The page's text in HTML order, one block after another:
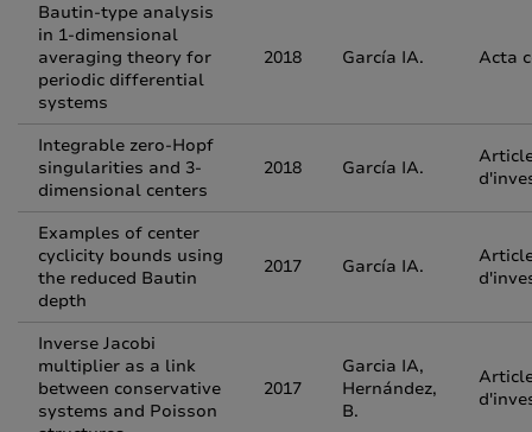
Bautin-type analysis
in 1-dimensional
averaging theory for
periodic differential
systems
2018 García IA. Acta
Integrable zero-Hopf
singularities and 3-
dimensional centers
2018 García IA.
Examples of center
cyclicity bounds using
the reduced Bautin
depth
2017 García IA.
Inverse Jacobi
multiplier as a link
between conservative
systems and Poisson
2017
Garcia IA,
Hernández,
B.